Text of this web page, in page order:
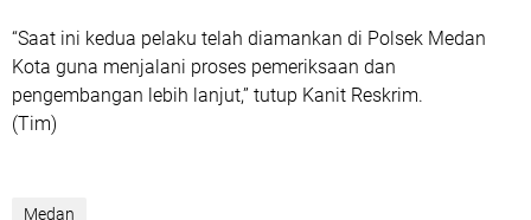
“Saat ini kedua pelaku telah diamankan di Polsek Medan
Kota guna menjalani proses pemeriksaan dan
pengembangan lebih lanjut,” tutup Kanit Reskrim.
(Tim)
Medan